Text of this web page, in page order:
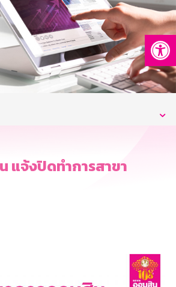
งิน
แจ้งปิดทำการสาขา